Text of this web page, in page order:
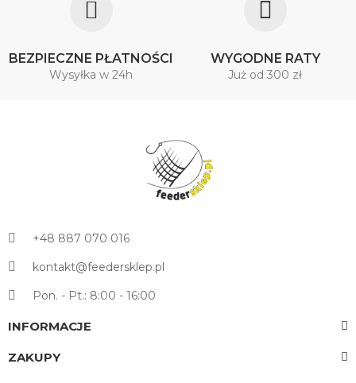
BEZPIECZNE PŁATNOŚCI
Wysyłka w 24h
WYGODNE RATY
Już od 300 zł
+48 887 070 016
kontakt@feedersklep.pl
Pon. - Pt.: 8:00 - 16:00
INFORMACJE
ZAKUPY